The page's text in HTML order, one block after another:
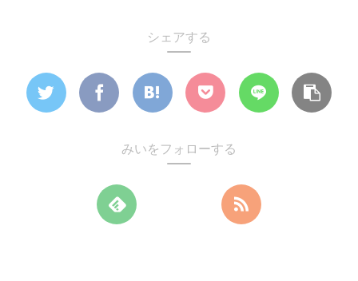
シェアする
みいをフォローする